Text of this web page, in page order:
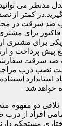
مدنظر می
کمتر از
ضد سرقت در
فاکتور برای
برای
پیش پرداخت و
ضد سرقت
درب مراجعه
استاندارد
خواهد شد.
دو مفهوم
افراد از
مستحکم